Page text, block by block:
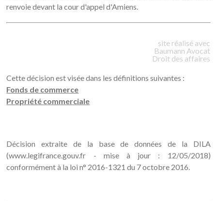
renvoie devant la cour d'appel d'Amiens.
site réalisé avec
Baumann Avocat
Droit des affaires
Cette décision est visée dans les définitions suivantes :
Fonds de commerce
Propriété commerciale
Décision extraite de la base de données de la DILA
(www.legifrance.gouv.fr - mise à jour : 12/05/2018)
conformément à la loi n° 2016-1321 du 7 octobre 2016.